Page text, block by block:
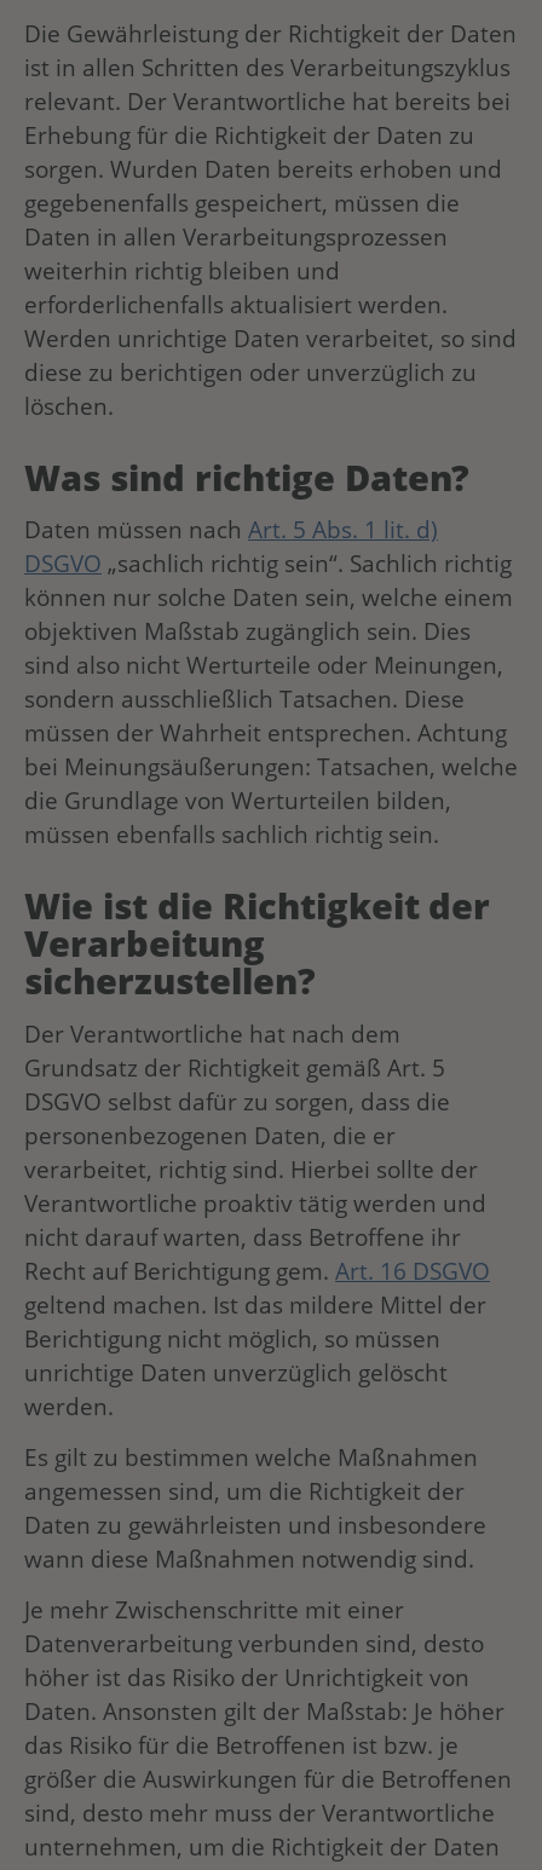
Die Gewährleistung der Richtigkeit der Daten
ist in allen Schritten des Verarbeitungszyklus
relevant. Der Verantwortliche hat bereits bei
Erhebung für die Richtigkeit der Daten zu
sorgen. Wurden Daten bereits erhoben und
gegebenenfalls gespeichert, müssen die
Daten in allen Verarbeitungsprozessen
weiterhin richtig bleiben und
erforderlichenfalls aktualisiert werden.
Werden unrichtige Daten verarbeitet, so sind
diese zu berichtigen oder unverzüglich zu
löschen.
Was sind richtige Daten?
Daten müssen nach Art. 5 Abs. 1 lit. d)
DSGVO „sachlich richtig sein“. Sachlich richtig
können nur solche Daten sein, welche einem
objektiven Maßstab zugänglich sein. Dies
sind also nicht Werturteile oder Meinungen,
sondern ausschließlich Tatsachen. Diese
müssen der Wahrheit entsprechen. Achtung
bei Meinungsäußerungen: Tatsachen, welche
die Grundlage von Werturteilen bilden,
müssen ebenfalls sachlich richtig sein.
Wie ist die Richtigkeit der
Verarbeitung
sicherzustellen?
Der Verantwortliche hat nach dem
Grundsatz der Richtigkeit gemäß Art. 5
DSGVO selbst dafür zu sorgen, dass die
personenbezogenen Daten, die er
verarbeitet, richtig sind. Hierbei sollte der
Verantwortliche proaktiv tätig werden und
nicht darauf warten, dass Betroffene ihr
Recht auf Berichtigung gem. Art. 16 DSGVO
geltend machen. Ist das mildere Mittel der
Berichtigung nicht möglich, so müssen
unrichtige Daten unverzüglich gelöscht
werden.
Es gilt zu bestimmen welche Maßnahmen
angemessen sind, um die Richtigkeit der
Daten zu gewährleisten und insbesondere
wann diese Maßnahmen notwendig sind.
Je mehr Zwischenschritte mit einer
Datenverarbeitung verbunden sind, desto
höher ist das Risiko der Unrichtigkeit von
Daten. Ansonsten gilt der Maßstab: Je höher
das Risiko für die Betroffenen ist bzw. je
größer die Auswirkungen für die Betroffenen
sind, desto mehr muss der Verantwortliche
unternehmen, um die Richtigkeit der Daten